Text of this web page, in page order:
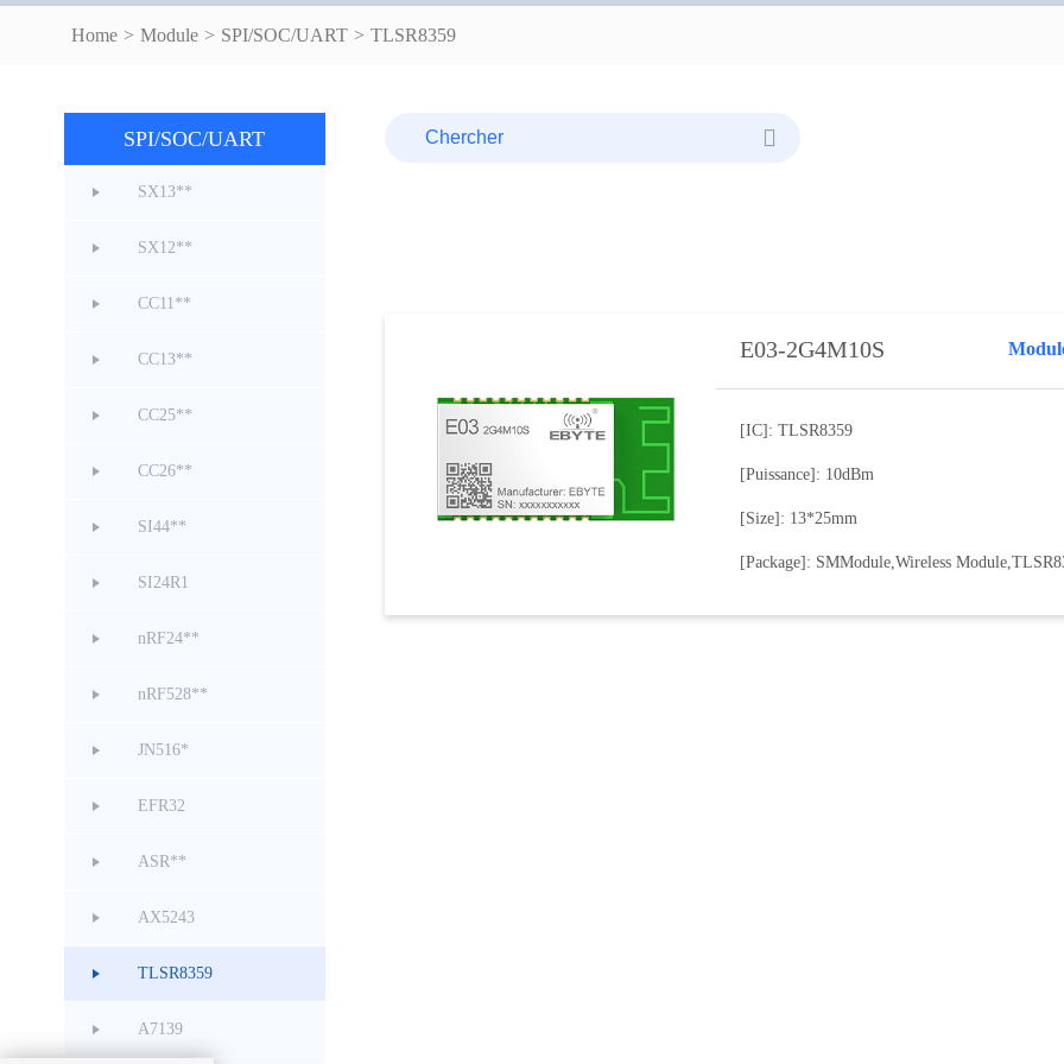
Home > Module > SPI/SOC/UART > TLSR8359
SPI/SOC/UART
SX13**
SX12**
CC11**
CC13**
CC25**
CC26**
SI44**
SI24R1
nRF24**
nRF528**
JN516*
EFR32
ASR**
AX5243
TLSR8359
A7139
E03-2G4M10S
[IC]: TLSR8359
[Puissance]: 10dBm
[Size]: 13*25mm
[Package]: SMModule,Wireless